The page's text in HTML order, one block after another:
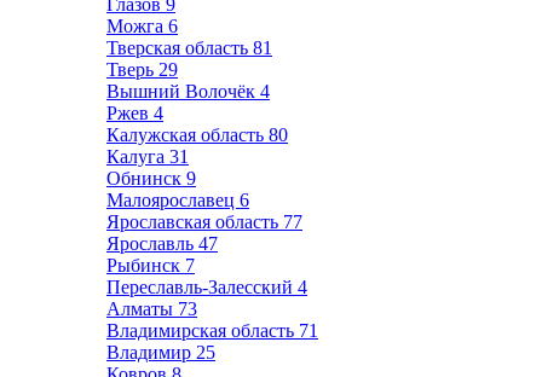
Глазов 9
Можга 6
Тверская область 81
Тверь 29
Вышний Волочёк 4
Ржев 4
Калужская область 80
Калуга 31
Обнинск 9
Малоярославец 6
Ярославская область 77
Ярославль 47
Рыбинск 7
Переславль-Залесский 4
Алматы 73
Владимирская область 71
Владимир 25